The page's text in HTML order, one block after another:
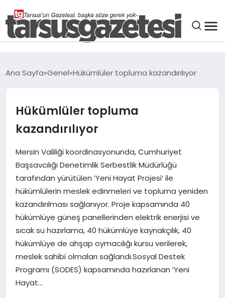
SPOR
ASAYIŞ
SIYASET
EKONOMI
MERSIN
EĞITIM
Ana Sayfa Genel Hükümlüler topluma kazandırılıyor
Hükümlüler topluma
kazandırılıyor
Mersin Valiliği koordinasyonunda, Cumhuriyet
Başsavcılığı Denetimlik Serbestlik Müdürlüğü
tarafından yürütülen ’Yeni Hayat Projesi’ ile
hükümlülerin meslek edinmeleri ve topluma yeniden
kazandırılması sağlanıyor. Proje kapsamında 40
hükümlüye güneş panellerinden elektrik enerjisi ve
sıcak su hazırlama, 40 hükümlüye kaynakçılık, 40
hükümlüye de ahşap oymacılığı kursu verilerek,
meslek sahibi olmaları sağlandı.Sosyal Destek
Programı (SODES) kapsamında hazırlanan ’Yeni
Hayat…